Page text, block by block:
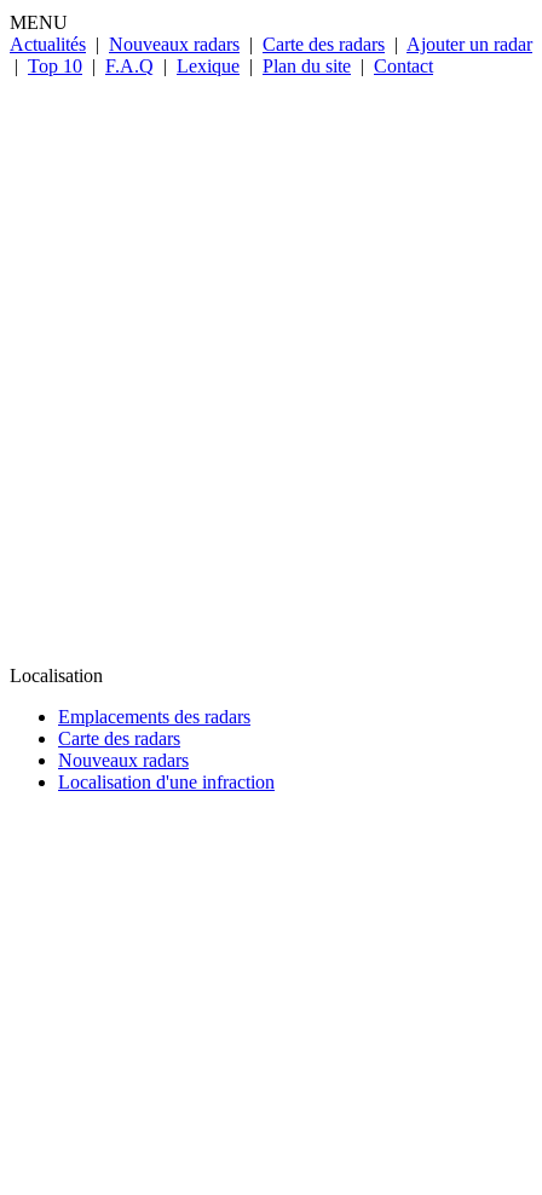
MENU
Actualités | Nouveaux radars | Carte des radars | Ajouter un radar
| Top 10 | F.A.Q | Lexique | Plan du site | Contact
Localisation
Emplacements des radars
Carte des radars
Nouveaux radars
Localisation d'une infraction